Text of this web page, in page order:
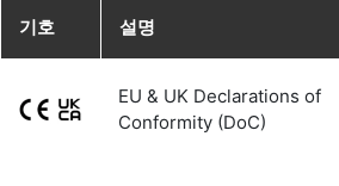
기호 설명
EU & UK Declarations of
Conformity (DoC)